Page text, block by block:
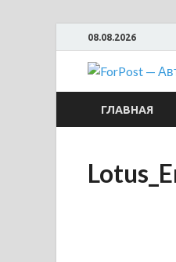
08.08.2026
ГЛАВНАЯ